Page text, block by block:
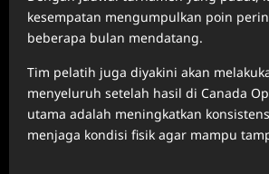
kesempatan mengumpulkan poin
beberapa bulan mendatang.
Tim pelatih juga diyakini akan
menyeluruh setelah hasil di Canada
utama adalah meningkatkan
menjaga kondisi fisik agar mampu